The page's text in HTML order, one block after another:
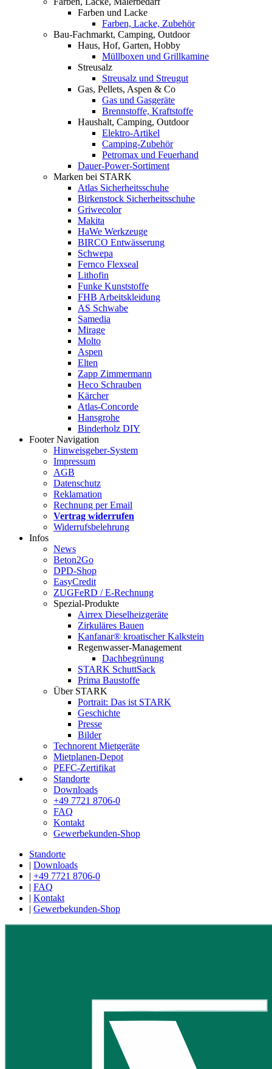
Farben und Lacke
Farben, Lacke, Zubehör
Bau-Fachmarkt, Camping, Outdoor
Haus, Hof, Garten, Hobby
Müllboxen und Grillkamine
Streusalz
Streusalz und Streugut
Gas, Pellets, Aspen & Co
Gas und Gasgeräte
Brennstoffe, Kraftstoffe
Haushalt, Camping, Outdoor
Elektro-Artikel
Camping-Zubehör
Petromax und Feuerhand
Dauer-Power-Sortiment
Marken bei STARK
Atlas Sicherheitsschuhe
Birkenstock Sicherheitsschuhe
Griwecolor
Makita
HaWe Werkzeuge
BIRCO Entwässerung
Schwepa
Fernco Flexseal
Lithofin
Funke Kunststoffe
FHB Arbeitskleidung
AS Schwabe
Samedia
Mirage
Molto
Aspen
Elten
Zapp Zimmermann
Heco Schrauben
Kärcher
Atlas-Concorde
Hansgrohe
Binderholz DIY
Footer Navigation
Hinweisgeber-System
Impressum
AGB
Datenschutz
Reklamation
Rechnung per Email
Vertrag widerrufen
Widerrufsbelehrung
Infos
News
Beton2Go
DPD-Shop
EasyCredit
ZUGFeRD / E-Rechnung
Spezial-Produkte
Airrex Dieselheizgeräte
Zirkuläres Bauen
Kanfanar® kroatischer Kalkstein
Regenwasser-Management
Dachbegrünung
STARK SchuttSack
Prima Baustoffe
Über STARK
Portrait: Das ist STARK
Geschichte
Presse
Bilder
Technorent Mietgeräte
Mietplanen-Depot
PEFC-Zertifikat
Standorte
Downloads
+49 7721 8706-0
FAQ
Kontakt
Gewerbekunden-Shop
Standorte
| Downloads
| +49 7721 8706-0
| FAQ
| Kontakt
| Gewerbekunden-Shop